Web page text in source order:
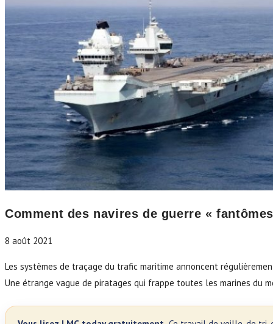
Comment des navires de guerre «
8 août 2021
Les systèmes de traçage du trafic maritime annoncent
Une étrange vague de piratages qui frappe toutes les marines du